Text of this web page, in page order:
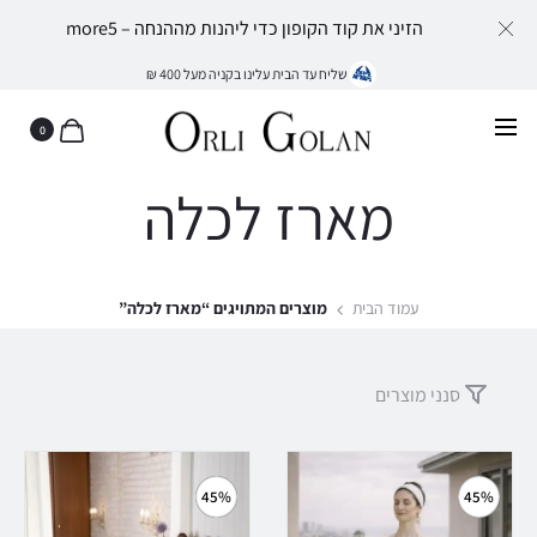
שליח עד הבית עלינו בקניה מעל 400 ₪
0
מארז לכלה
עמוד הבית מוצרים המתויגים “מארז לכלה”
סנני מוצרים
45%
45%
הזיני את קוד הקופון כדי ליהנות מההנחה – more5